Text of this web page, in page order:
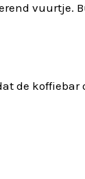
vuurtje.
de